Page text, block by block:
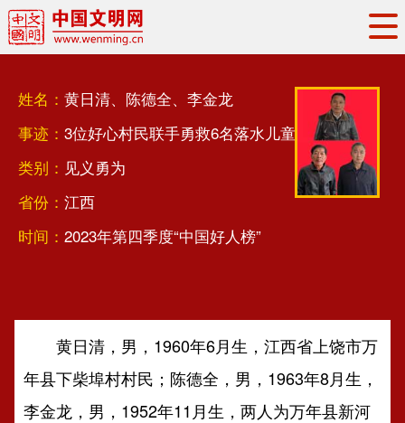
权威发布
资讯联播
地方交流
文明培育
文明实践
文明创建
文明矩阵
姓名： 黄日清、陈德全、李金龙
事迹： 3位好心村民联手勇救6名落水儿童
类别： 见义勇为
省份： 江西
时间： 2023年第四季度“中国好人榜”
黄日清，男，1960年6月生，江西省上饶市万
年县下柴埠村村民；陈德全，男，1963年8月生，
李金龙，男，1952年11月生，两人为万年县新河